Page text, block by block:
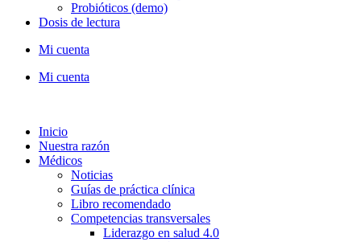
Probióticos (demo)
Dosis de lectura
Mi cuenta
Mi cuenta
Inicio
Nuestra razón
Médicos
Noticias
Guías de práctica clínica
Libro recomendado
Competencias transversales
Liderazgo en salud 4.0